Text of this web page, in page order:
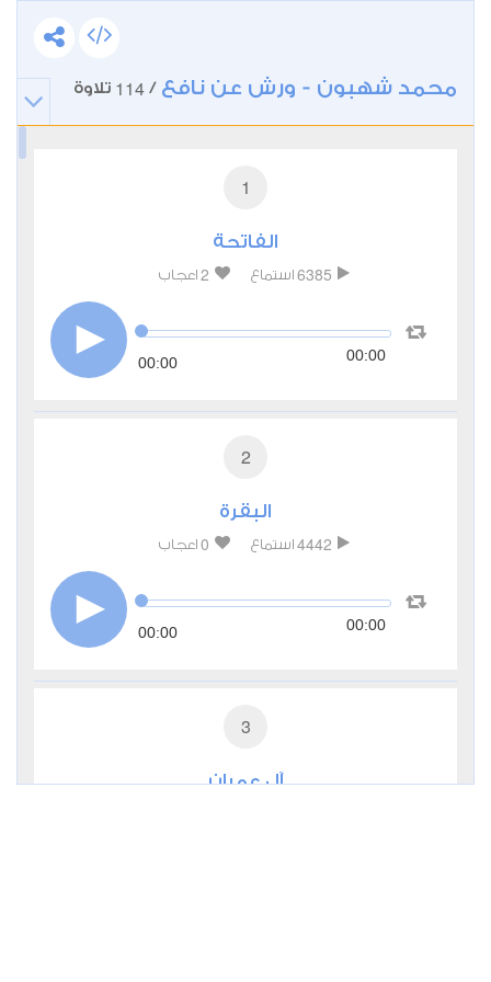
محمد شهبون - ورش عن نافع /
114 تلاوة
1
الفاتحة
6385 استماع 2 اعجاب
00:00 00:00
2
البقرة
4442 استماع 0 اعجاب
00:00 00:00
3
آل عمران